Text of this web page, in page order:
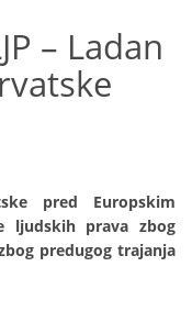
– Ladan
pred Europskim
ljudskih prava zbog
predugog trajanja